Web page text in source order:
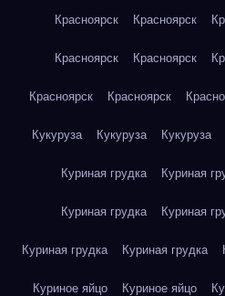
Красноярск Красноярск
Красноярск Красноярск
Красноярск Красноярск
Кукуруза Кукуруза Кукуруза
Куриная грудка Куриная
Куриная грудка Куриная
Куриная грудка Куриная грудка
Куриное яйцо Куриное яйцо